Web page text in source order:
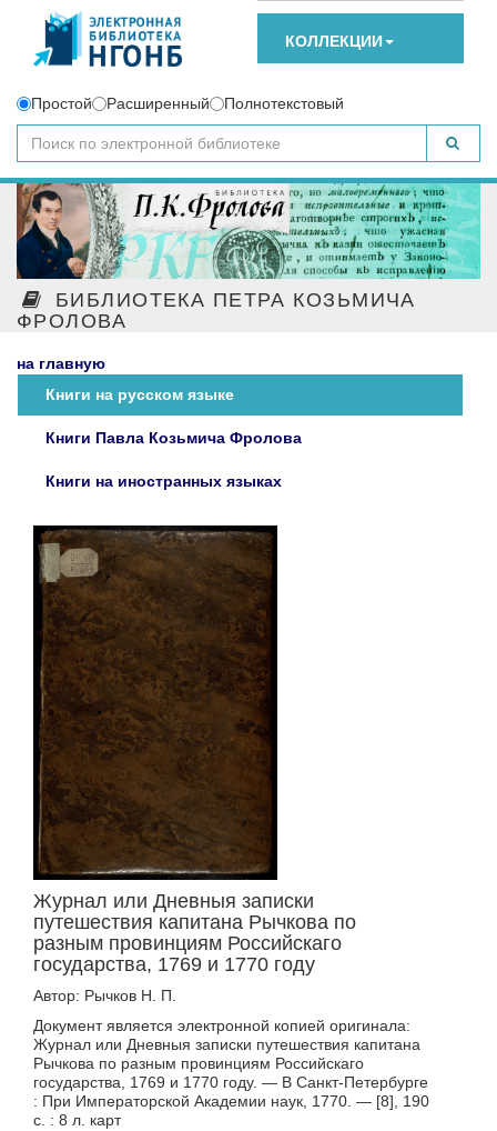
КОЛЛЕКЦИИ
Простой Расширенный Полнотекстовый
БИБЛИОТЕКА ПЕТРА КОЗЬМИЧА
ФРОЛОВА
на главную
Книги на русском языке
Книги Павла Козьмича Фролова
Книги на иностранных языках
Журнал или Дневныя записки
путешествия капитана Рычкова по
разным провинциям Российскаго
государства, 1769 и 1770 году
Автор: Рычков Н. П.
Документ является электронной копией оригинала:
Журнал или Дневныя записки путешествия капитана
Рычкова по разным провинциям Российскаго
государства, 1769 и 1770 году. — В Санкт-Петербурге
: При Императорской Академии наук, 1770. — [8], 190
с. : 8 л. карт